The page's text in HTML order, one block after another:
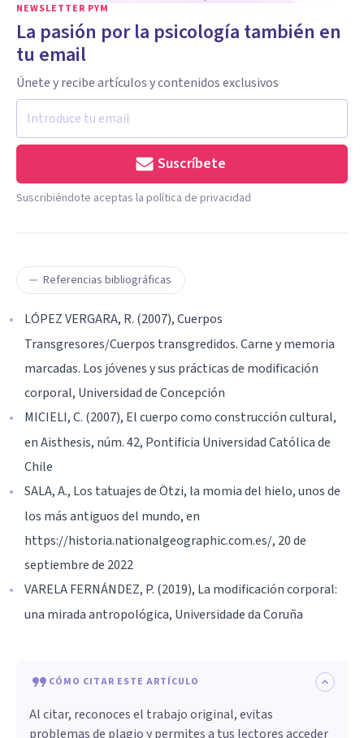
NEWSLETTER PYM
La pasión por la psicología también en
tu email
Únete y recibe artículos y contenidos exclusivos
Suscríbete
Suscribiéndote aceptas la política de privacidad
Referencias bibliográficas
LÓPEZ VERGARA, R. (2007), Cuerpos
Transgresores/Cuerpos transgredidos. Carne y memoria
marcadas. Los jóvenes y sus prácticas de modificación
corporal, Universidad de Concepción
MICIELI, C. (2007), El cuerpo como construcción cultural,
en Aisthesis, núm. 42, Pontificia Universidad Católica de
Chile
SALA, A., Los tatuajes de Ötzi, la momia del hielo, unos de
los más antiguos del mundo, en
https://historia.nationalgeographic.com.es/, 20 de
septiembre de 2022
VARELA FERNÁNDEZ, P. (2019), La modificación corporal:
una mirada antropológica, Universidade da Coruña
CÓMO CITAR ESTE ARTÍCULO
Al citar, reconoces el trabajo original, evitas
problemas de plagio y permites a tus lectores acceder